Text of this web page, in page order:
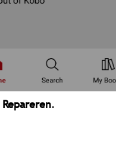
Repareren.